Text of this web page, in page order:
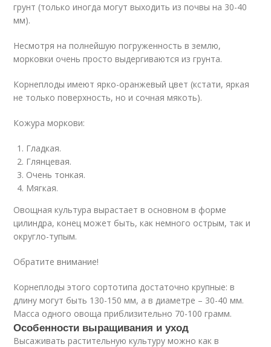
грунт (только иногда могут выходить из почвы на 30-40
мм).
Несмотря на полнейшую погруженность в землю,
морковки очень просто выдергиваются из грунта.
Корнеплоды имеют ярко-оранжевый цвет (кстати, яркая
не только поверхность, но и сочная мякоть).
Кожура моркови:
Гладкая.
Глянцевая.
Очень тонкая.
Мягкая.
Овощная культура вырастает в основном в форме
цилиндра, конец может быть, как немного острым, так и
округло-тупым.
Обратите внимание!
Корнеплоды этого сортотипа достаточно крупные: в
длину могут быть 130-150 мм, а в диаметре – 30-40 мм.
Масса одного овоща приблизительно 70-100 грамм.
Особенности выращивания и уход
Высаживать растительную культуру можно как в